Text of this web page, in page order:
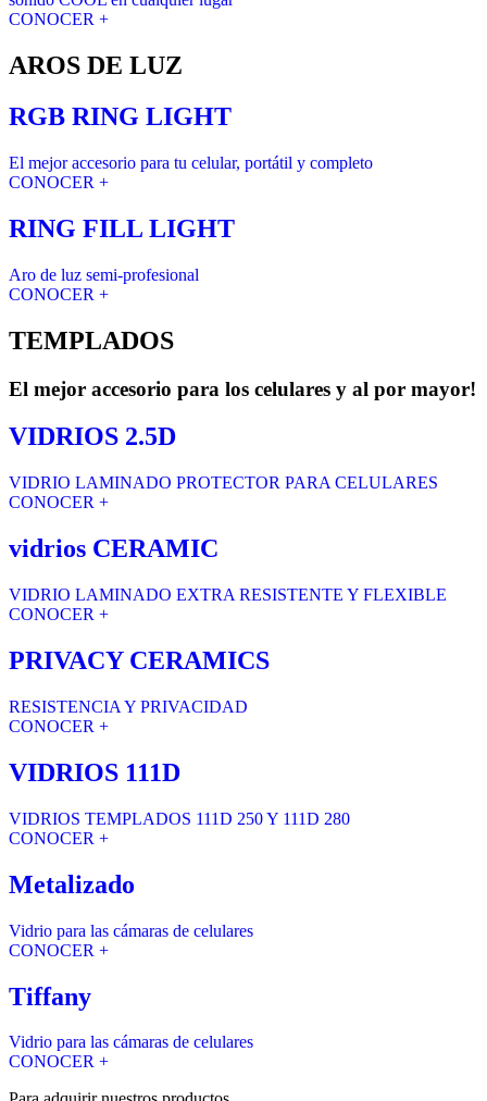
CONOCER +
AROS DE LUZ
RGB RING LIGHT
El mejor accesorio para tu celular, portátil y completo
CONOCER +
RING FILL LIGHT
Aro de luz semi-profesional
CONOCER +
TEMPLADOS
El mejor accesorio para los celulares y al por mayor!
VIDRIOS 2.5D
VIDRIO LAMINADO PROTECTOR PARA CELULARES
CONOCER +
vidrios CERAMIC
VIDRIO LAMINADO EXTRA RESISTENTE Y FLEXIBLE
CONOCER +
PRIVACY CERAMICS
RESISTENCIA Y PRIVACIDAD
CONOCER +
VIDRIOS 111D
VIDRIOS TEMPLADOS 111D 250 Y 111D 280
CONOCER +
Metalizado
Vidrio para las cámaras de celulares
CONOCER +
Tiffany
Vidrio para las cámaras de celulares
CONOCER +